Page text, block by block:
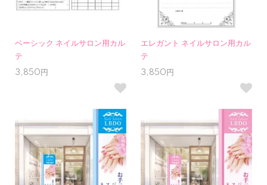
ベーシック ネイルサロン用カル
テ
3,850円
エレガント ネイルサロン用カル
テ
3,850円